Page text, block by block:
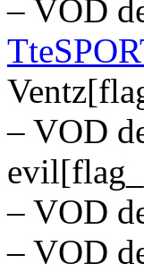
– VOD
– VOD
– VOD
– VOD